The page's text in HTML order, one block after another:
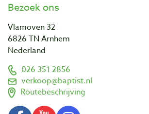
Bezoek ons
Vlamoven 32
6826 TN Arnhem
Nederland
026 351 2856
verkoop@baptist.nl
Routebeschrijving